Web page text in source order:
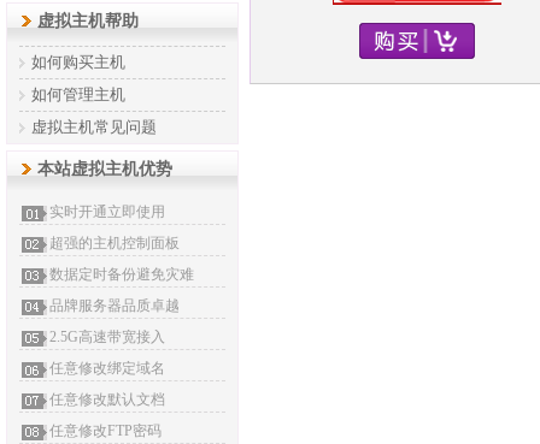
虚拟主机帮助
如何购买主机
如何管理主机
虚拟主机常见问题
本站虚拟主机优势
实时开通立即使用
超强的主机控制面板
数据定时备份避免灾难
品牌服务器品质卓越
2.5G高速带宽接入
任意修改绑定域名
任意修改默认文档
任意修改FTP密码